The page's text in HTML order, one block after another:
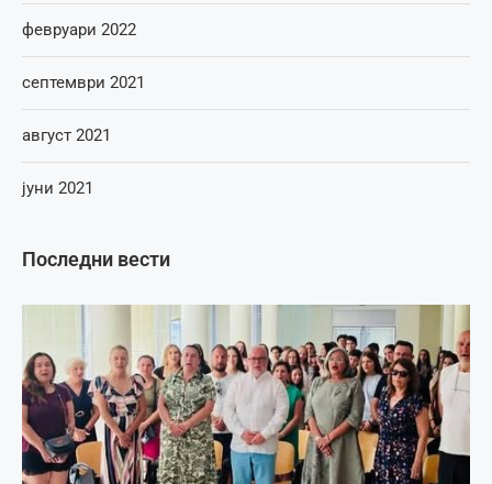
Последни вести
февруари 2022
септември 2021
август 2021
јуни 2021